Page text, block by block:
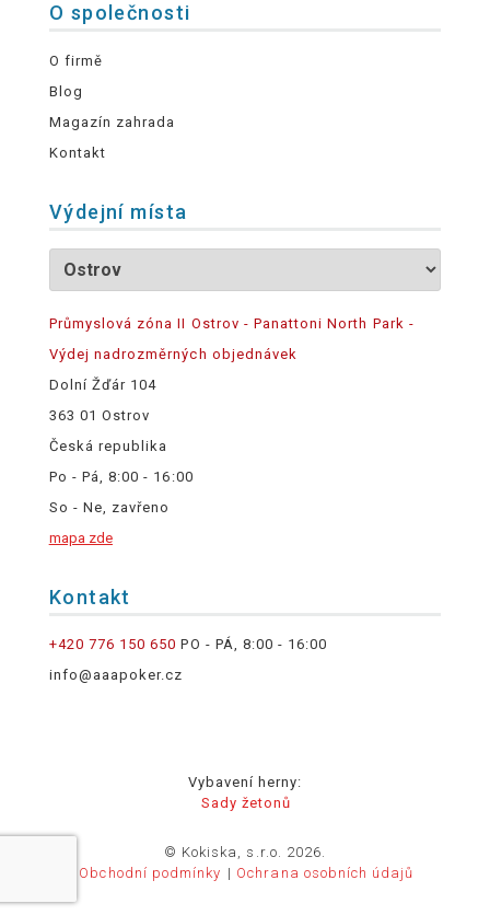
O společnosti
O firmě
Blog
Magazín zahrada
Kontakt
Výdejní místa
Průmyslová zóna II Ostrov - Panattoni North Park -
Výdej nadrozměrných objednávek
Dolní Žďár 104
363 01 Ostrov
Česká republika
Po - Pá, 8:00 - 16:00
So - Ne, zavřeno
mapa zde
Kontakt
+420 776 150 650 PO - PÁ, 8:00 - 16:00
info@aaapoker.cz
Vybavení herny:
Sady žetonů
© Kokiska, s.r.o. 2026.
Obchodní podmínky
Ochrana osobních údajů